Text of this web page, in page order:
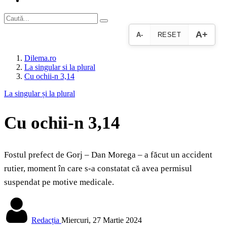
A- RESET A+
Dilema.ro
La singular si la plural
Cu ochii-n 3,14
La singular și la plural
Cu ochii-n 3,14
Fostul prefect de Gorj – Dan Morega – a făcut un accident
rutier, moment în care s-a constatat că avea permisul
suspendat pe motive medicale.
Redacția Miercuri, 27 Martie 2024